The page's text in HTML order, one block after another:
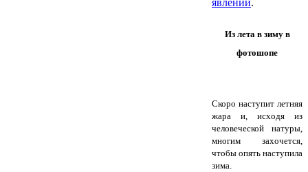
Из лета в зиму в
фотошопе
Скоро наступит летняя
жара и, исходя из
человеческой натуры,
многим захочется,
чтобы опять наступила
зима.